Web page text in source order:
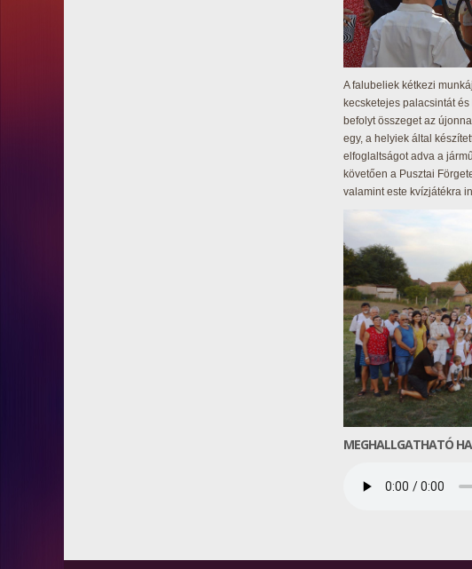
A falubeliek kétkezi
kecsketejes palacsintát
befolyt összeget az
egy, a helyiek által
elfoglaltságot adva a
követően a Pusztai
valamint este kvízjátékra
MEGHALLGATHATÓ